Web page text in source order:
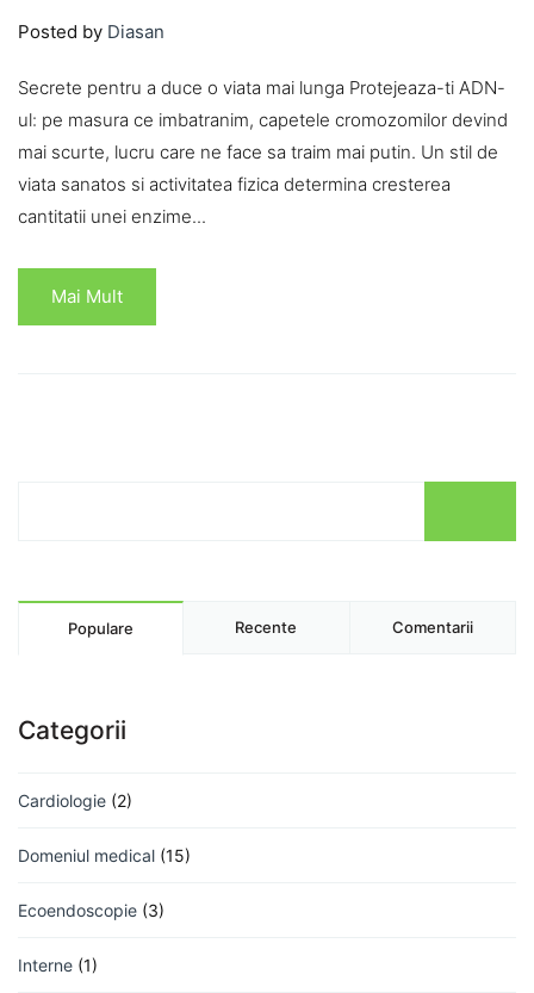
Posted by Diasan
Secrete pentru a duce o viata mai lunga Protejeaza-ti ADN-
ul: pe masura ce imbatranim, capetele cromozomilor devind
mai scurte, lucru care ne face sa traim mai putin. Un stil de
viata sanatos si activitatea fizica determina cresterea
cantitatii unei enzime...
Mai Mult
Populare Recente Comentarii
Categorii
Cardiologie (2)
Domeniul medical (15)
Ecoendoscopie (3)
Interne (1)